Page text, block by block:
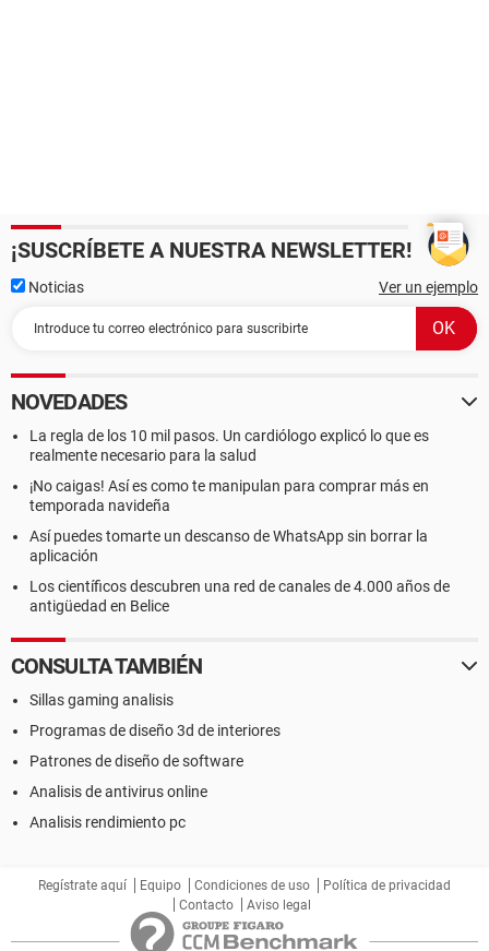
¡SUSCRÍBETE A NUESTRA NEWSLETTER!
Noticias Ver un ejemplo
NOVEDADES
La regla de los 10 mil pasos. Un cardiólogo explicó lo que es
realmente necesario para la salud
¡No caigas! Así es como te manipulan para comprar más en
temporada navideña
Así puedes tomarte un descanso de WhatsApp sin borrar la
aplicación
Los científicos descubren una red de canales de 4.000 años de
antigüedad en Belice
CONSULTA TAMBIÉN
Sillas gaming analisis
Programas de diseño 3d de interiores
Patrones de diseño de software
Analisis de antivirus online
Analisis rendimiento pc
Regístrate aquí Equipo Condiciones de uso
Política de privacidad
Contacto
Aviso legal